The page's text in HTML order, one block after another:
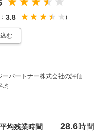
3.8 )
む
ーパートナー株式会社の評価
均
平均残業時間 28.6時間